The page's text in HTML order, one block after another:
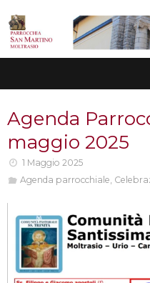
Vai
contenuto
Agenda
maggio 2025
1 Maggio 2025
Agenda parrocchiale